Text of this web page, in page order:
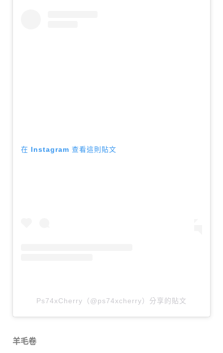
在 Instagram 查看這則貼文
Ps74xCherry（@ps74xcherry）分享的貼文
羊毛卷